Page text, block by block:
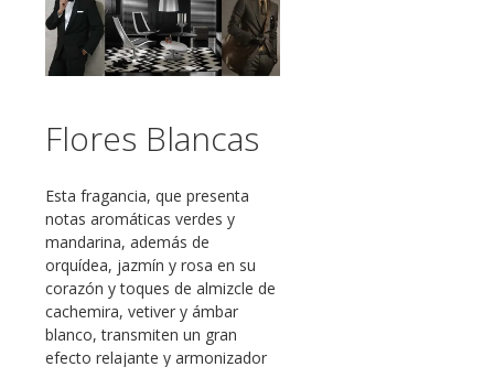
Flores Blancas
Esta fragancia, que presenta
notas aromáticas verdes y
mandarina, además de
orquídea, jazmín y rosa en su
corazón y toques de almizcle de
cachemira, vetiver y ámbar
blanco, transmiten un gran
efecto relajante y armonizador